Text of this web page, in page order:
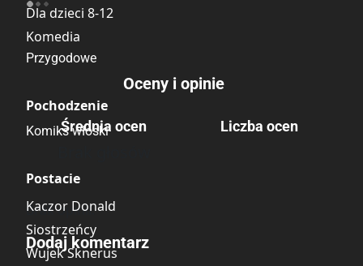
Dla dzieci 8-12
Komedia
Przygodowe
Pochodzenie
Komiks włoski
Postacie
Kaczor Donald
Siostrzeńcy
Wujek Sknerus
Oceny i opinie
Średnia ocen Liczba ocen
Brak opinii.
Dodaj komentarz